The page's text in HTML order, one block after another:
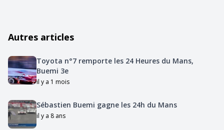
Autres articles
Toyota n°7 remporte les 24 Heures du Mans,
Buemi 3e
il y a 1 mois
Sébastien Buemi gagne les 24h du Mans
il y a 8 ans